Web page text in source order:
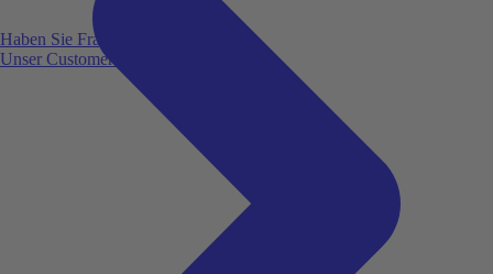
Haben Sie Fragen?
Unser Customer Service ist für Sie da!